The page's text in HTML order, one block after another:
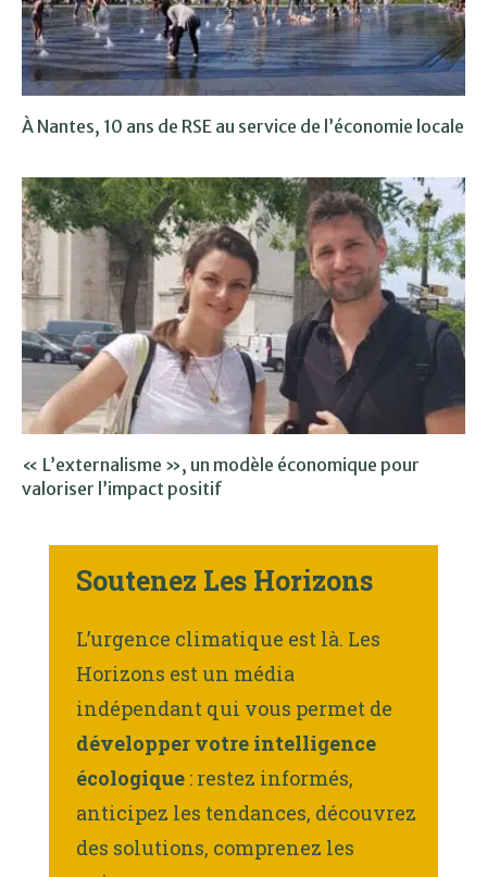
À Nantes, 10 ans de RSE au service de l’économie locale
« L’externalisme », un modèle économique pour
valoriser l’impact positif
Soutenez Les Horizons
L’urgence climatique est là. Les
Horizons est un média
indépendant qui vous permet de
développer votre intelligence
écologique : restez informés,
anticipez les tendances, découvrez
des solutions, comprenez les